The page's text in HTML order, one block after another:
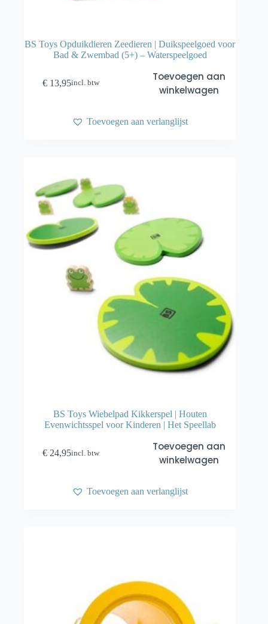
BS Toys Opduikdieren Zeedieren | Duikspeelgoed voor
Bad & Zwembad (5+) – Waterspeelgoed
€ 13,95incl. btw
Toevoegen aan
winkelwagen
Toevoegen aan verlanglijst
BS Toys Wiebelpad Kikkerspel | Houten
Evenwichtsspel voor Kinderen | Het Speellab
€ 24,95incl. btw
Toevoegen aan
winkelwagen
Toevoegen aan verlanglijst